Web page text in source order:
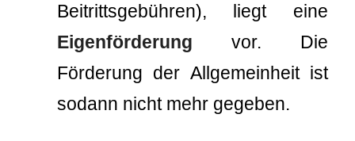
Beitrittsgebühren), liegt eine
Eigenförderung vor. Die
Förderung der Allgemeinheit ist
sodann nicht mehr gegeben.